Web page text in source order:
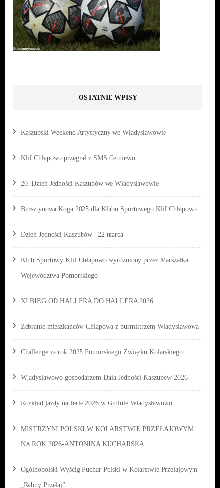
OSTATNIE WPISY
Kaszubski Weekend Artystyczny we Władysławowie
Klif Chłapowo przegrał z SMS Cetniewo
20. Dzień Jedności Kaszubów we Władysławowie
Bursztynowa Koga 2025 dla Klubu Sportowego Klif Chłapowo
Dzień Jedności Kaszubów | 22 marca
Klub Sportowy Klif Chłapowo wyróżniony przez Marszałka
Województwa Pomorskiego
XI BIEG OD HALLERA DO HALLERA 2026
Zebranie mieszkańców Chłapowa z burmistrzem Władysławowa
Challenge za rok 2025 Pomorskiego Związku Kolarskiego
Władysławowo gospodarzem Dnia Jedności Kaszubów 2026
Rozkład jazdy na ferie 2026 w Gminie Władysławowo
MISTRZYNI POLSKI W KOLARSTWIE PRZEŁAJOWYM
NA ROK 2026-ANTONINA KUCHARSKA
Ogólnopolski Wyścig Puchar Polski w Kolarstwie Przełajowym
„Rybny Przełaj”